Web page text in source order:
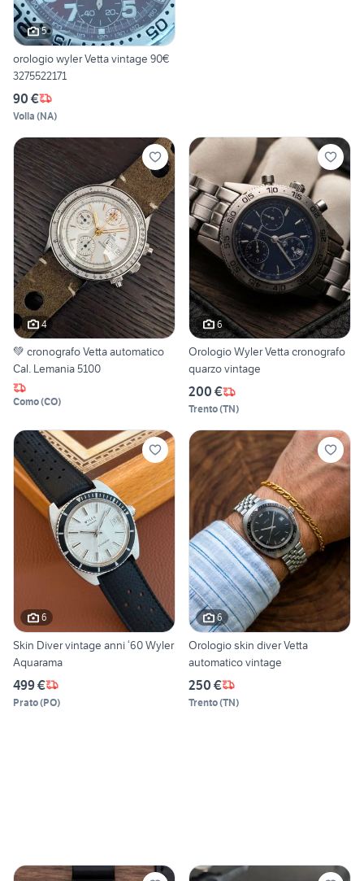
5
orologio wyler Vetta vintage 90€
3275522171
90 €
Volla (NA)
4
💚 cronografo Vetta automatico
Cal. Lemania 5100
Como(CO)
6
Orologio Wyler Vetta cronografo
quarzo vintage
200 €
Trento(TN)
6
Skin Diver vintage anni ‘60 Wyler
Aquarama
499 €
Prato(PO)
6
Orologio skin diver Vetta
automatico vintage
250 €
Trento(TN)